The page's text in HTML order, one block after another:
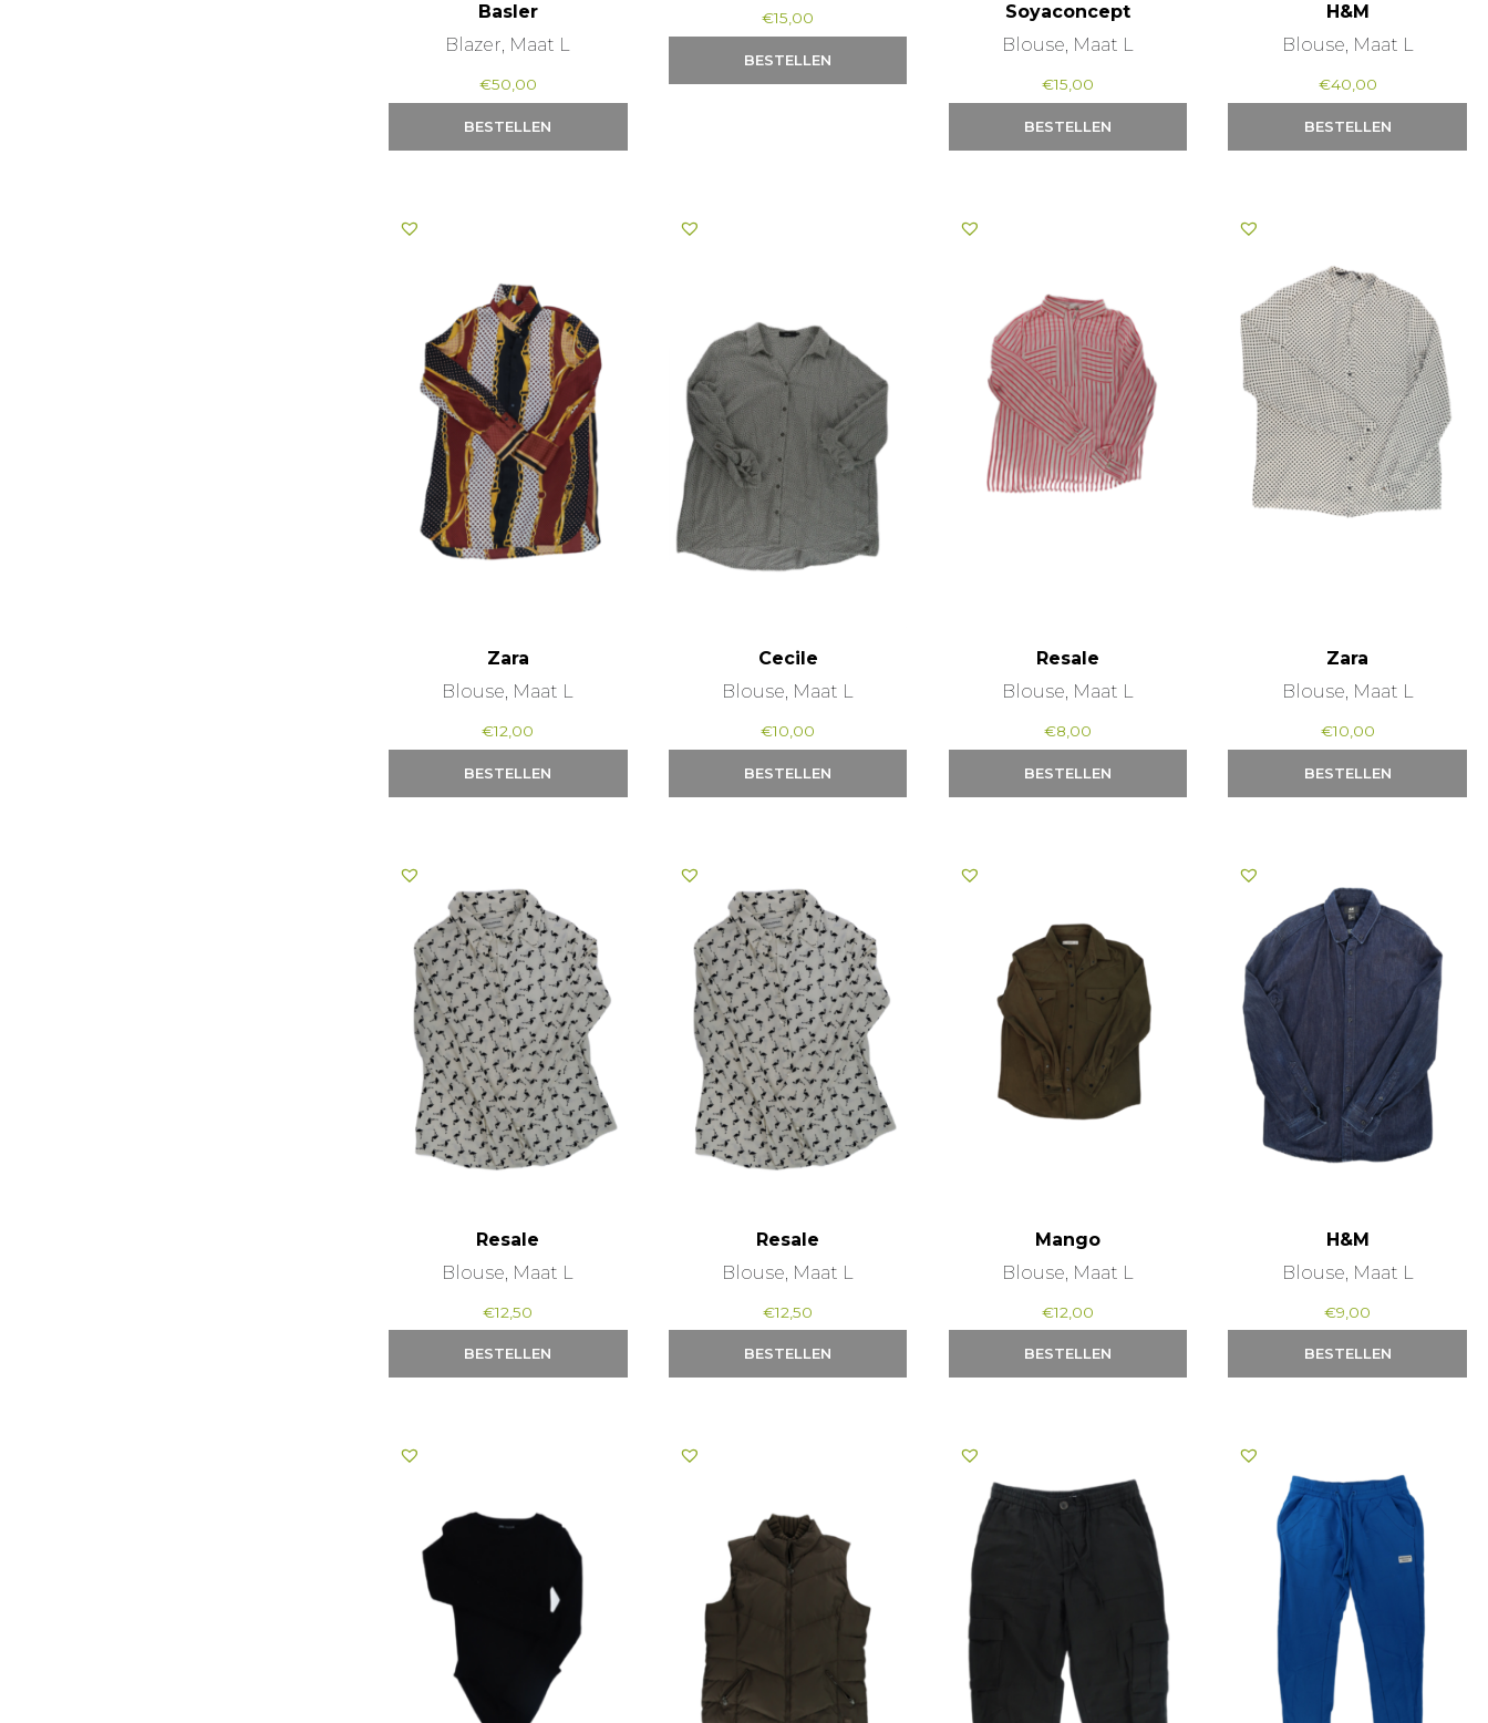
Basler
Blazer, Maat L
€50,00
BESTELLEN
€15,00
BESTELLEN
Soyaconcept
Blouse, Maat L
€15,00
BESTELLEN
H&M
Blouse, Maat L
€40,00
BESTELLEN
Zara
Blouse, Maat L
€12,00
BESTELLEN
Cecile
Blouse, Maat L
€10,00
BESTELLEN
Resale
Blouse, Maat L
€8,00
BESTELLEN
Zara
Blouse, Maat L
€10,00
BESTELLEN
Resale
Blouse, Maat L
€12,50
BESTELLEN
Resale
Blouse, Maat L
€12,50
BESTELLEN
Mango
Blouse, Maat L
€12,00
BESTELLEN
H&M
Blouse, Maat L
€9,00
BESTELLEN